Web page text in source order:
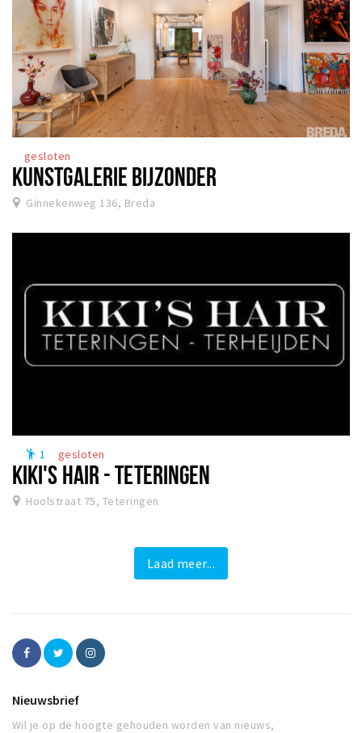
gesloten
KUNSTGALERIE BIJZONDER
Ginnekenweg 136, Breda
emoji_people 1 gesloten
KIKI'S HAIR - TETERINGEN
Hoolstraat 75, Teteringen
Laad meer...
Nieuwsbrief
Wil je op de hoogte gehouden worden van nieuws,